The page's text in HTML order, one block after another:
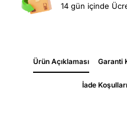
14 gün içinde
Ürün Açıklaması Garanti
İade Koşulları